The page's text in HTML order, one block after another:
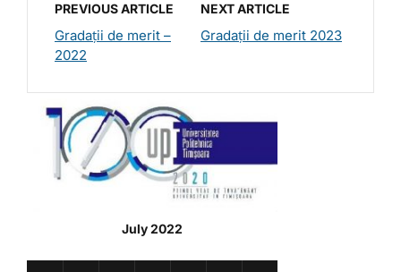
PREVIOUS ARTICLE
Gradații de merit –
2022
NEXT ARTICLE
Gradații de merit 2023
July 2022